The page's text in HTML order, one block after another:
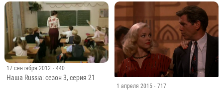
17 сентября 2012 · 440
Наша Russia: сезон 3, серия 21
1 апреля 2015 · 717